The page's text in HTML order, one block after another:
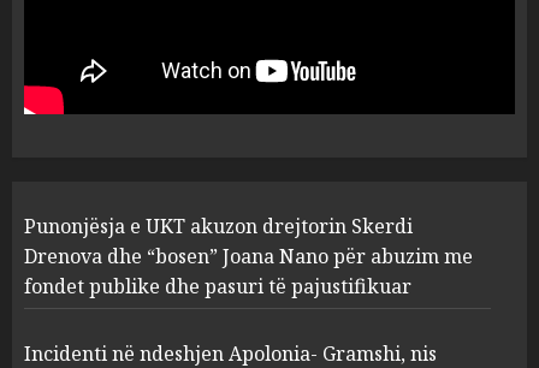
1
“bosen” Joana Nano për
abuzim me fondet publike dhe
pasuri të pajustifikuar
2
Apolonia- Gramshi, nis
procedim penal për Koço
Kokëdhimën (VIDEO)
MARCH 27, 2025
Punonjësja e UKT akuzon drejtorin Skerdi
Drenova dhe “bosen” Joana Nano për abuzim me
fondet publike dhe pasuri të pajustifikuar
Incidenti në ndeshjen Apolonia- Gramshi, nis